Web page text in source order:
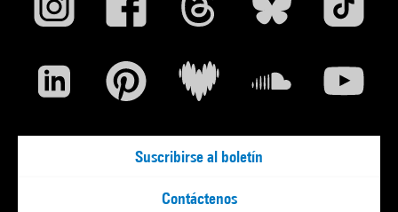
Suscribirse al boletín
Contáctenos